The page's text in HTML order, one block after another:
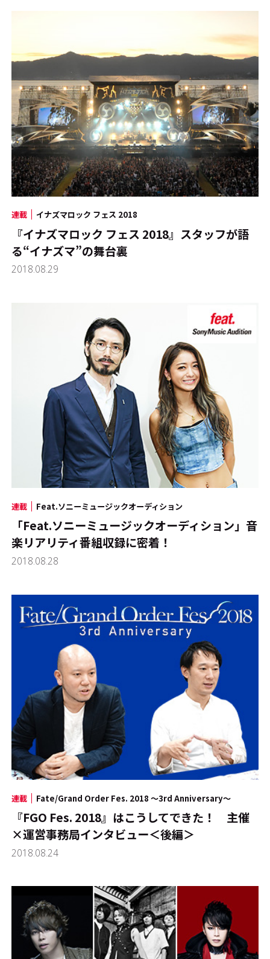
連載 イナズマロック フェス 2018
『イナズマロック フェス 2018』スタッフが語
る“イナズマ”の舞台裏
2018.08.29
連載 Feat.ソニーミュージックオーディション
「Feat.ソニーミュージックオーディション」音
楽リアリティ番組収録に密着！
2018.08.28
連載 Fate/Grand Order Fes. 2018 ～3rd Anniversary～
『FGO Fes. 2018』はこうしてできた！ 主催
×運営事務局インタビュー＜後編＞
2018.08.24